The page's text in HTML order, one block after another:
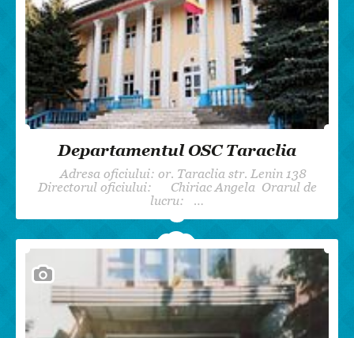
Departamentul OSC Taraclia
Adresa oficiului: or. Taraclia str. Lenin 138
Directorul oficiului: Chiriac Angela Orarul de
lucru: …